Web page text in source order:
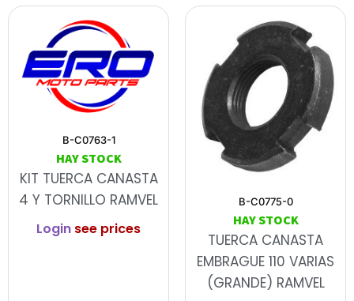
B-C0763-1
HAY STOCK
KIT TUERCA CANASTA
4 Y TORNILLO RAMVEL
Login see prices
B-C0775-0
HAY STOCK
TUERCA CANASTA
EMBRAGUE 110 VARIAS
(GRANDE) RAMVEL